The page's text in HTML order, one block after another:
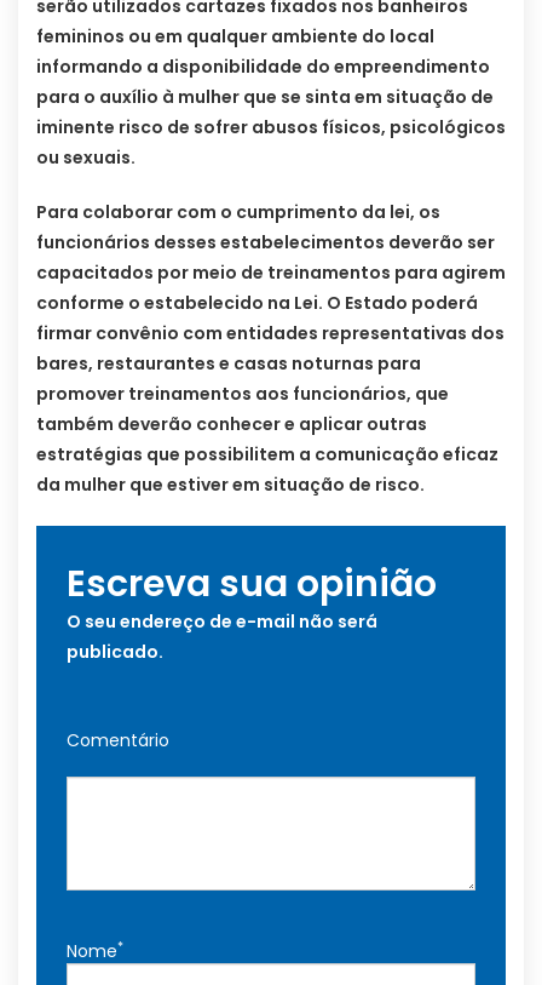
serão utilizados cartazes fixados nos banheiros
femininos ou em qualquer ambiente do local
informando a disponibilidade do empreendimento
para o auxílio à mulher que se sinta em situação de
iminente risco de sofrer abusos físicos, psicológicos
ou sexuais.
Para colaborar com o cumprimento da lei, os
funcionários desses estabelecimentos deverão ser
capacitados por meio de treinamentos para agirem
conforme o estabelecido na Lei. O Estado poderá
firmar convênio com entidades representativas dos
bares, restaurantes e casas noturnas para
promover treinamentos aos funcionários, que
também deverão conhecer e aplicar outras
estratégias que possibilitem a comunicação eficaz
da mulher que estiver em situação de risco.
Escreva sua opinião
O seu endereço de e-mail não será
publicado.
Comentário
Nome*